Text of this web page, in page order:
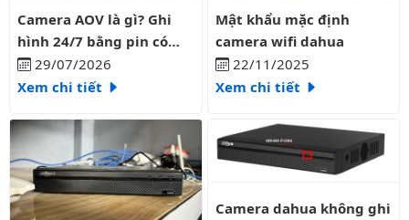
Camera AOV là gì? Ghi hình 24/7 bằng pin có liên tục?
Camera AOV là gì? Ghi
hình 24/7 bằng pin có
liên tục?
29/07/2026
Xem chi tiết
Mật khẩu mặc định camera
Mật khẩu mặc định
camera wifi dahua
22/11/2025
Xem chi tiết
Camera dahua không ghi hình
Camera dahua không ghi